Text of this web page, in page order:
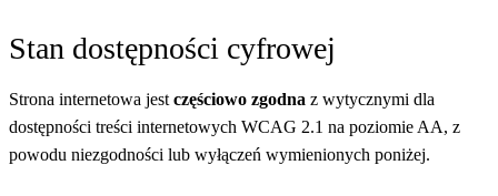
Stan dostępności cyfrowej
Strona internetowa jest częściowo zgodna z wytycznymi dla
dostępności treści internetowych WCAG 2.1 na poziomie AA, z
powodu niezgodności lub wyłączeń wymienionych poniżej.